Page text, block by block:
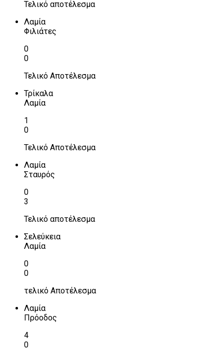
Τελικό αποτέλεσμα
Λαμία
Φιλιάτες
0
0
Τελικό Αποτέλεσμα
Τρίκαλα
Λαμία
1
0
Τελικό Αποτέλεσμα
Λαμία
Σταυρός
0
3
Τελικό αποτέλεσμα
Σελεύκεια
Λαμία
0
0
τελικό Αποτέλεσμα
Λαμία
Πρόοδος
4
0